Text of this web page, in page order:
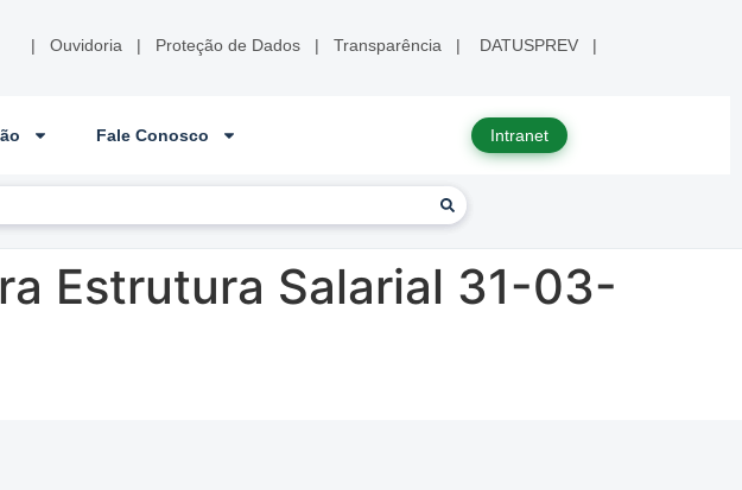
| Ouvidoria | Proteção de Dados | Transparência | DATUSPREV |
Fale Conosco Intranet
Estrutura Salarial 31-03-